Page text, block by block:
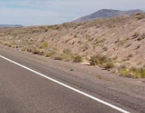
كأس العالم
البرامج
جدول البرامج